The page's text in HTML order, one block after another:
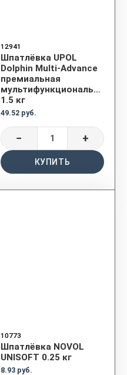
12941
Шпатлёвка UPOL
Dolphin Multi-Advance
премиальная
мультифункциональная
1.5 кг
49.52 руб.
− +
КУПИТЬ
10773
Шпатлёвка NOVOL
UNISOFT 0.25 кг
8.93 руб.